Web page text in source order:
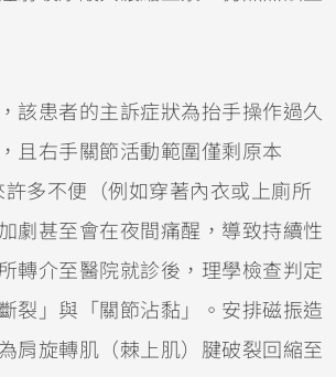
該患者的主訴症狀為抬手操作過久
且右手關節活動範圍僅剩原本
多不便（例如穿著內衣或上廁所
劇甚至會在夜間痛醒，導致持續性
轉介至醫院就診後，理學檢查判定
裂」與「關節沾黏」。安排磁振造
肩旋轉肌（棘上肌）腱破裂回縮至